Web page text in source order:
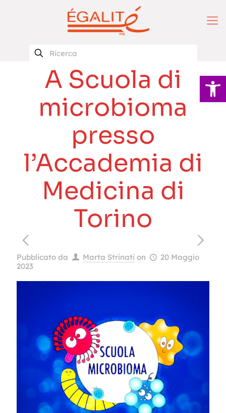
Apri la
A Scuola di
microbioma
presso
l’Accademia di
Medicina di
Torino
Pubblicato da Marta Strinati on
20 Maggio
2023